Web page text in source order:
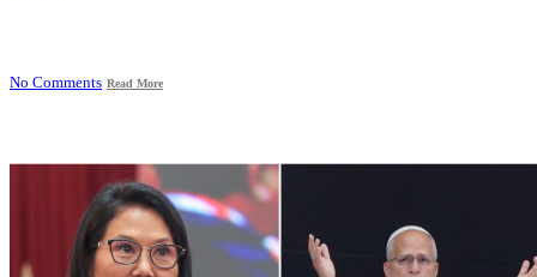
No Comments Read More